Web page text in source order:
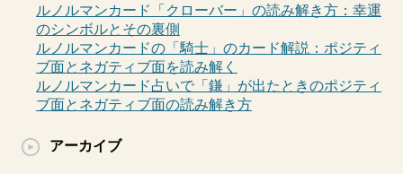
ルノルマンカード「クローバー」の読み解き方：幸運
のシンボルとその裏側
ルノルマンカードの「騎士」のカード解説：ポジティ
ブ面とネガティブ面を読み解く
ルノルマンカード占いで「鎌」が出たときのポジティ
ブ面とネガティブ面の読み解き方
アーカイブ